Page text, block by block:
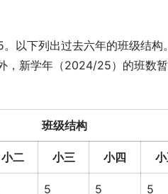
以下列出过去六年的班级结构
，新学年（2024/25）的班数
班级结构
小二 小三 小四
5 5 5